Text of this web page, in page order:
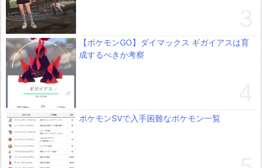
【ポケモンGO】ダイマックス ギガイアスは育
成するべきか考察
ポケモンSVで入手困難なポケモン一覧